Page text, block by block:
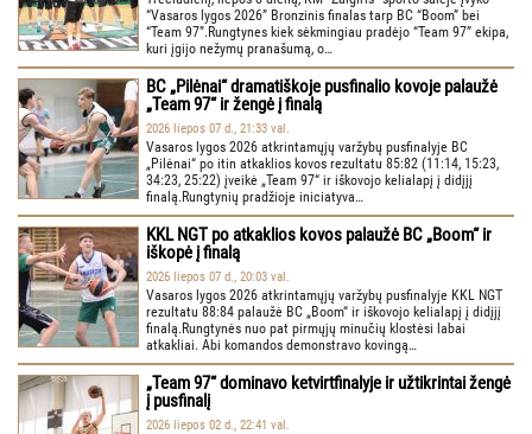
“Vasaros lygos 2026” Bronzinis finalas tarp BC “Boom” bei
“Team 97”.Rungtynes kiek sėkmingiau pradėjo “Team 97” ekipa,
kuri įgijo nežymų pranašumą, o…
BC „Pilėnai“ dramatiškoje pusfinalio kovoje palaužė
„Team 97“ ir žengė į finalą
2026 liepos 07 d., 21:33 val.
Vasaros lygos 2026 atkrintamųjų varžybų pusfinalyje BC
„Pilėnai“ po itin atkaklios kovos rezultatu 85:82 (11:14, 15:23,
34:23, 25:22) įveikė „Team 97“ ir iškovojo kelialapį į didįjį
finalą.Rungtynių pradžioje iniciatyva…
KKL NGT po atkaklios kovos palaužė BC „Boom“ ir
iškopė į finalą
2026 liepos 07 d., 20:03 val.
Vasaros lygos 2026 atkrintamųjų varžybų pusfinalyje KKL NGT
rezultatu 88:84 palaužė BC „Boom“ ir iškovojo kelialapį į didįjį
finalą.Rungtynės nuo pat pirmųjų minučių klostėsi labai
atkakliai. Abi komandos demonstravo kovingą…
„Team 97“ dominavo ketvirtfinalyje ir užtikrintai žengė
į pusfinalį
2026 liepos 02 d., 22:41 val.